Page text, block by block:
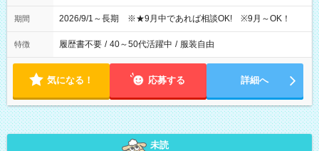
期間 2026/9/1～長期 ※★9月中であれば相談OK! ※9月～OK！
特徴 履歴書不要 / 40～50代活躍中 / 服装自由
気になる！ 応募する 詳細へ
未読